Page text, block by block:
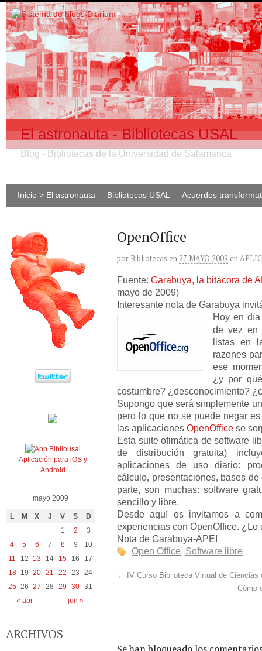
El astronauta - Bibliotecas USAL
Blog - Bibliotecas de la Universidad de Salamanca
Inicio > El astronauta Bibliotecas USAL Acuerdos
OpenOffice
por Bibliotecas en 27 MAYO 2009 en
Fuente: Garabuya, la bitácora de
mayo de 2009)
Interesante nota de Garabuya
Hoy en
de vez en
listas en
razones
ese
¿y por
costumbre? ¿desconocimiento?
Supongo que será simplemente
pero lo que no se puede negar
las aplicaciones OpenOffice se
Esta suite ofimática de software
de distribución gratuita)
aplicaciones de uso diario:
cálculo, presentaciones, bases
parte, son muchas: software
sencillo y libre.
Desde aquí os invitamos a
experiencias con OpenOffice.
Nota de Garabuya-APEI
Open Office Software libre
←
IV Curso Biblioteca Virtual de Ciencias
Cómo
Se han bloqueado los
Aplicación para iOS y
Android
mayo 2009
L M X J V S D
« abr jun »
1 2
3
4
5 6 7 8 9
10
11
12 13 14 15 16
17
18
19 20 21 22 23
24
25 26 27 28 29 30 31
ARCHIVOS